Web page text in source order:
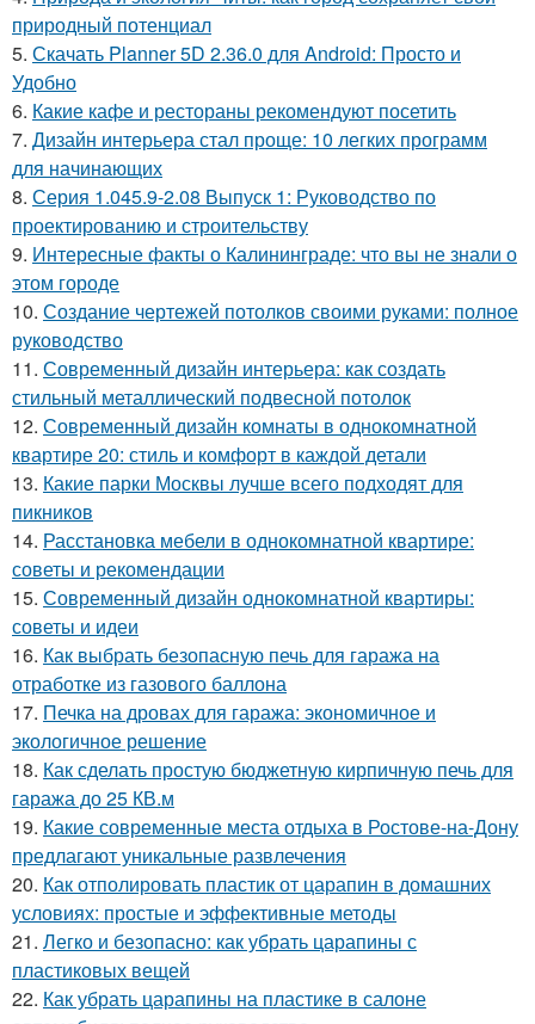
природный потенциал
5. Скачать Planner 5D 2.36.0 для Android: Просто и
Удобно
6. Какие кафе и рестораны рекомендуют посетить
7. Дизайн интерьера стал проще: 10 легких программ
для начинающих
8. Серия 1.045.9-2.08 Выпуск 1: Руководство по
проектированию и строительству
9. Интересные факты о Калининграде: что вы не знали о
этом городе
10. Создание чертежей потолков своими руками: полное
руководство
11. Современный дизайн интерьера: как создать
стильный металлический подвесной потолок
12. Современный дизайн комнаты в однокомнатной
квартире 20: стиль и комфорт в каждой детали
13. Какие парки Москвы лучше всего подходят для
пикников
14. Расстановка мебели в однокомнатной квартире:
советы и рекомендации
15. Современный дизайн однокомнатной квартиры:
советы и идеи
16. Как выбрать безопасную печь для гаража на
отработке из газового баллона
17. Печка на дровах для гаража: экономичное и
экологичное решение
18. Как сделать простую бюджетную кирпичную печь для
гаража до 25 КВ.м
19. Какие современные места отдыха в Ростове-на-Дону
предлагают уникальные развлечения
20. Как отполировать пластик от царапин в домашних
условиях: простые и эффективные методы
21. Легко и безопасно: как убрать царапины с
пластиковых вещей
22. Как убрать царапины на пластике в салоне